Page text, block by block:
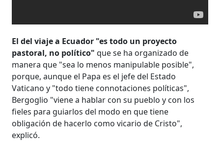
El del viaje a Ecuador "es todo un proyecto
pastoral, no político"que se ha organizado de
manera que "sea lo menos manipulable posible",
porque, aunque el Papa es el jefe del Estado
Vaticano y "todo tiene connotaciones políticas",
Bergoglio "viene a hablar con su pueblo y con los
fieles para guiarlos del modo en que tiene
obligación de hacerlo como vicario de Cristo",
explicó.